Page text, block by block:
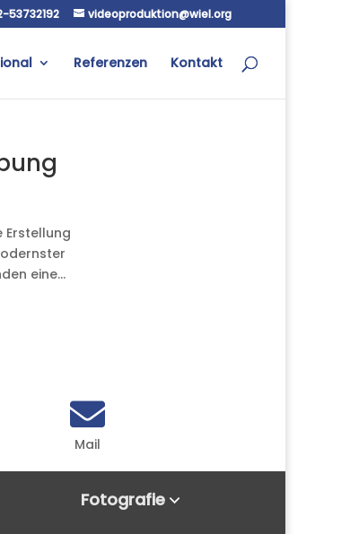
53732192 videoproduktion@wiel.org
Referenzen Kontakt
Erstellung
eine...

Mail
Fotografie